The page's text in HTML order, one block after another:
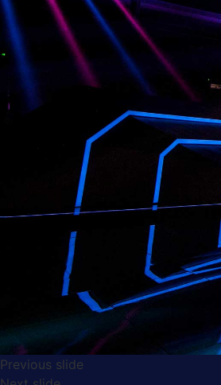
Previous slide